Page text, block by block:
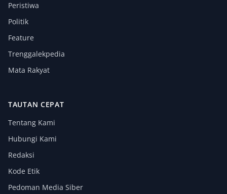
Peristiwa
Politik
Feature
Trenggalekpedia
Mata Rakyat
TAUTAN CEPAT
Tentang Kami
Hubungi Kami
Redaksi
Kode Etik
Pedoman Media Siber